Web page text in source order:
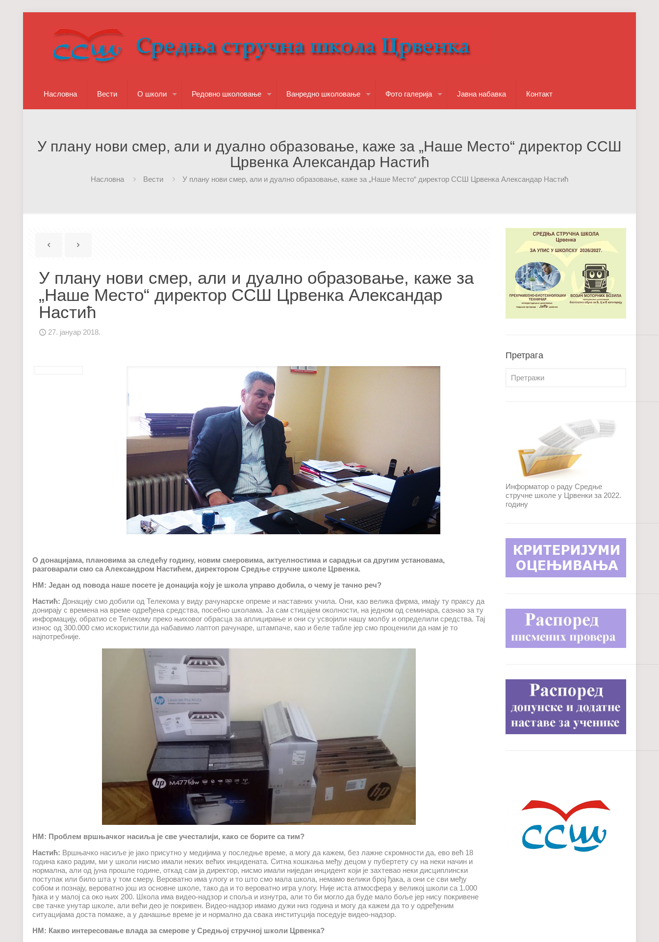
Насловна Вести О школи Редовно школовање Ванредно школовање Фото галерија Јавна набавка Контакт
У плану нови смер, али и дуално образовање, каже за „Наше Место“ директор ССШ
Црвенка Александар Настић
Насловна Вести У плану нови смер, али и дуално образовање, каже за „Наше Место“ директор ССШ Црвенка Александар Настић
У плану нови смер, али и дуално образовање, каже за
„Наше Место“ директор ССШ Црвенка Александар
Настић
27. јануар 2018.
О донацијама, плановима за следећу годину, новим смеровима, актуелностима и сарадњи са другим установама,
разговарали смо са Александром Настићем, директором Средње стручне школе Црвенка.
НМ: Један од повода наше посете је донација коју је школа управо добила, о чему је тачно реч?
Настић: Донацију смо добили од Телекома у виду рачунарске опреме и наставних учила. Они, као велика фирма, имају ту праксу да
донирају с времена на време одређена средства, посебно школама. Ја сам стицајем околности, на једном од семинара, сазнао за ту
информацију, обратио се Телекому преко њиховог обрасца за аплицирање и они су усвојили нашу молбу и определили средства. Тај
износ од 300.000 смо искористили да набавимо лаптоп рачунаре, штампаче, као и беле табле јер смо проценили да нам је то
најпотребније.
НМ: Проблем вршњачког насиља је све учесталији, како се борите са тим?
Настић: Вршњачко насиље је јако присутно у медијима у последње време, а могу да кажем, без лажне скромности да, ево већ 18
година како радим, ми у школи нисмо имали неких већих инцидената. Ситна кошкања међу децом у пубертету су на неки начин и
нормална, али од јуна прошле године, откад сам ја директор, нисмо имали ниједан инцидент који је захтевао неки дисциплински
поступак или било шта у том смеру. Вероватно има улогу и то што смо мала школа, немамо велики број ђака, а они се сви међу
собом и познају, вероватно још из основне школе, тако да и то вероватно игра улогу. Није иста атмосфера у великој школи са 1.000
ђака и у малој са око њих 200. Школа има видео-надзор и споља и изнутра, али то би могло да буде мало боље јер нису покривене
све тачке унутар школе, али већи део је покривен. Видео-надзор имамо дужи низ година и могу да кажем да то у одређеним
ситуацијама доста помаже, а у данашње време је и нормално да свака институција поседује видео-надзор.
НМ: Какво интересовање влада за смерове у Средњој стручној школи Црвенка?
Претрага
Информатор о раду Средње
стручне школе у Црвенки за 2022.
годину